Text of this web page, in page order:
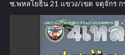
ซ.พหลโยธิน​ 21​ แขวง/เขต​ จตุจักร​ ก